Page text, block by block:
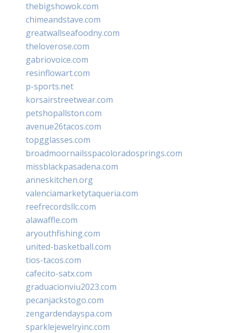
thebigshowok.com
chimeandstave.com
greatwallseafoodny.com
theloverose.com
gabriovoice.com
resinflowart.com
p-sports.net
korsairstreetwear.com
petshopallston.com
avenue26tacos.com
topgglasses.com
broadmoornailsspacoloradosprings.com
missblackpasadena.com
anneskitchen.org
valenciamarketytaqueria.com
reefrecordsllc.com
alawaffle.com
aryouthfishing.com
united-basketball.com
tios-tacos.com
cafecito-satx.com
graduacionviu2023.com
pecanjackstogo.com
zengardendayspa.com
sparklejewelryinc.com